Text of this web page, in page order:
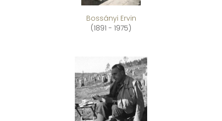
Bossányi Ervin
(1891 - 1975)